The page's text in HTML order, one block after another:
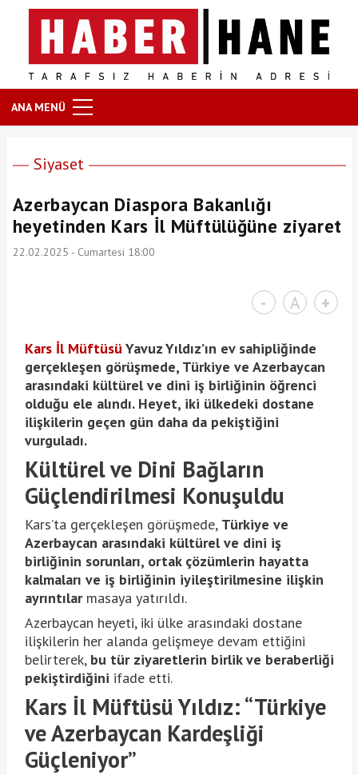
ANA MENÜ
Siyaset
Azerbaycan Diaspora Bakanlığı
heyetinden Kars İl Müftülüğüne ziyaret
22.02.2025 - Cumartesi 18:00
- A +
Kars İl MüftüsüYavuz Yıldız’ın ev sahipliğinde
gerçekleşen görüşmede, Türkiye ve Azerbaycan
arasındaki kültürel ve dini iş birliğinin öğrenci
olduğu ele alındı. Heyet, iki ülkedeki dostane
ilişkilerin geçen gün daha da pekiştiğini
vurguladı.
Kültürel ve Dini Bağların
Güçlendirilmesi Konuşuldu
Kars’ta gerçekleşen görüşmede, Türkiye ve
Azerbaycan arasındaki kültürel ve dini iş
birliğinin sorunları, ortak çözümlerin hayatta
kalmaları ve iş birliğinin iyileştirilmesine ilişkin
ayrıntılarmasaya yatırıldı.
Azerbaycan heyeti, iki ülke arasındaki dostane
ilişkilerin her alanda gelişmeye devam ettiğini
belirterek, bu tür ziyaretlerin birlik ve beraberliği
pekiştirdiğini ifade etti.
Kars İl Müftüsü Yıldız: “Türkiye
ve Azerbaycan Kardeşliği
Güçleniyor”